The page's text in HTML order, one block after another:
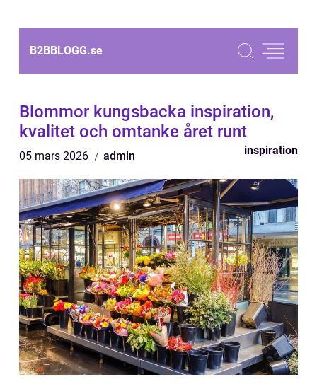
B2BBLOGG.se
Blommor kungsbacka inspiration,
kvalitet och omtanke året runt
05 mars 2026 admin inspiration